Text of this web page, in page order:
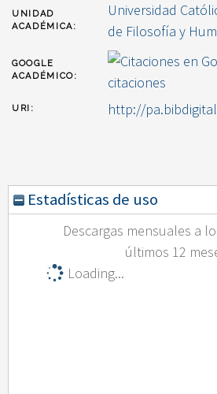
UNIDAD
ACADÉMICA:
Universidad
de Filosofía y
GOOGLE
ACADÉMICO:
citaciones
URI: http://
Estadísticas de uso
Descargas mensuales a
últimos 12
Loading...